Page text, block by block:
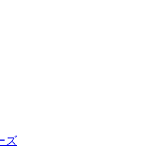
ズ